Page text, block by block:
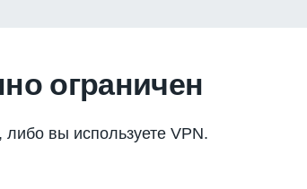
ограничен
вы используете VPN.